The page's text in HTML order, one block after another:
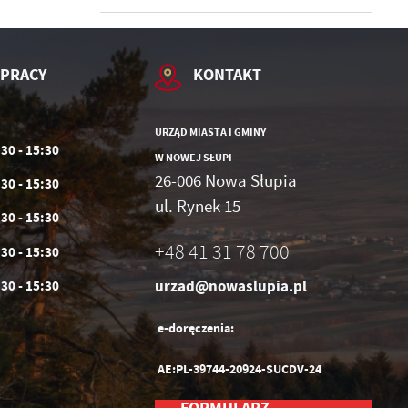
- 15:30
- 15:30
- 15:30
- 15:30
- 15:30
KONTAKT
URZĄD MIASTA I GMINY
W NOWEJ SŁUPI
26-006 Nowa Słupia
ul. Rynek 15
+48 41 31 78 700
urzad@nowaslupia.pl
e-doręczenia:
AE:PL-39744-20924-SUCDV-24